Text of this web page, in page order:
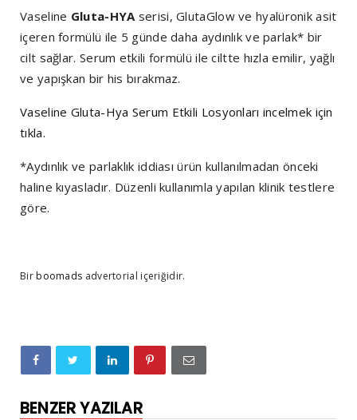
Vaseline Gluta-HYA serisi, GlutaGlow ve hyalüronik asit
içeren formülü ile 5 günde daha aydınlık ve parlak* bir
cilt sağlar. Serum etkili formülü ile ciltte hızla emilir, yağlı
ve yapışkan bir his bırakmaz.
Vaseline Gluta-Hya Serum Etkili Losyonları incelmek için
tıkla.
*Aydınlık ve parlaklık iddiası ürün kullanılmadan önceki
haline kıyasladır. Düzenli kullanımla yapılan klinik testlere
göre.
Bir boomads advertorial içeriğidir.
BENZER YAZILAR